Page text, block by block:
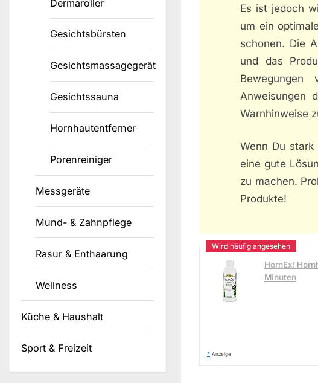
Es ist jedoch
um ein
schonen. Die
und das
Anweisungen
Warnhinweise
Wenn Du
eine gute
zu machen.
Produkte!
HornEx!
Minuten
* Anzeige
Dermaroller
Gesichtsbürsten
Gesichtsmassagegerät
Gesichtssauna
Hornhautentferner
Porenreiniger
Messgeräte
Mund- & Zahnpflege
Rasur & Enthaarung
Wellness
Küche & Haushalt
Sport & Freizeit